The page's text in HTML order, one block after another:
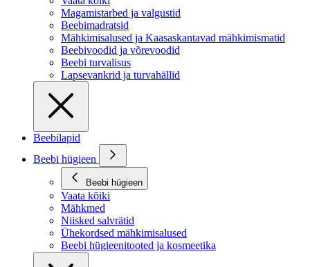
Magamistarbed ja valgustid
Beebimadratsid
Mähkimisalused ja Kaasaskantavad mähkimismatid
Beebivoodid ja võrevoodid
Beebi turvalisus
Lapsevankrid ja turvahällid
Beebilapid
Beebi hügieen
Beebi hügieen
Vaata kõiki
Mähkmed
Niisked salvrätid
Ühekordsed mähkimisalused
Beebi hügieenitooted ja kosmeetika